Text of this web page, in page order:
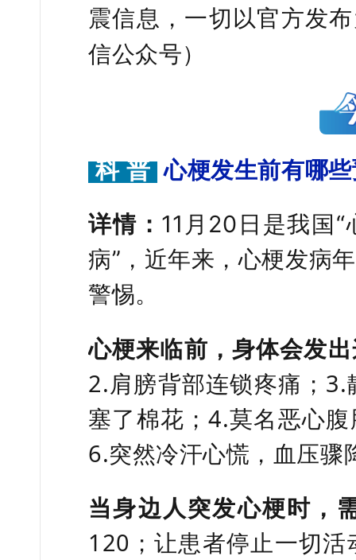
震信息，一切以官方发
信公众号）
科 普 心梗发生前有哪
详情： 11月20日是我国
病”，近年来，心梗发病
警惕。
心梗来临前，身体会发
2.肩膀背部连锁疼痛；
塞了棉花；4.莫名恶心
6.突然冷汗心慌，血压骤
当身边人突发心梗时，
120；让患者停止一切